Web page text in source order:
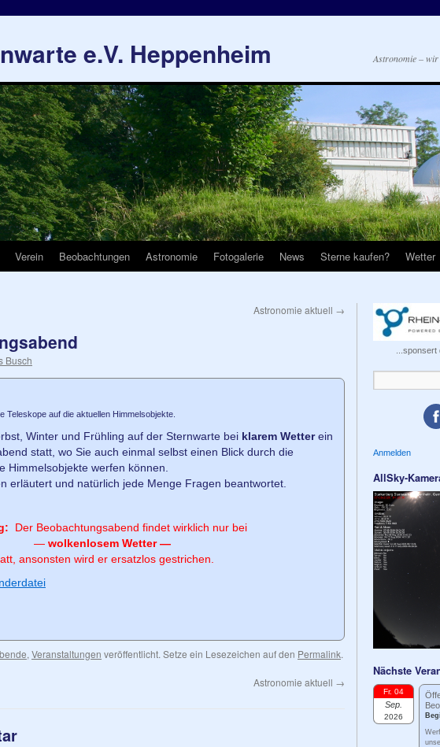
e.V. Heppenheim Astronomie – wir
Verein Beobachtungen Astronomie Fotogalerie News Sterne kaufen? Wetter
Astronomie aktuell →
Busch
Teleskope auf die aktuellen Himmelsobjekte.
Winter und Frühling auf der Sternwarte bei klarem Wetterein
statt, wo Sie auch einmal selbst einen Blick durch die
Himmelsobjekte werfen können.
erläutert und natürlich jede Menge Fragen beantwortet.
Der Beobachtungsabend findet wirklich nur bei
— wolkenlosem Wetter —
ansonsten wird er ersatzlos gestrichen.
, Veranstaltungen veröffentlicht. Setze ein Lesezeichen auf den Permalink.
Astronomie aktuell →
Anmelden
AllSky-
Nächste
Fr. 04
Sep.
2026